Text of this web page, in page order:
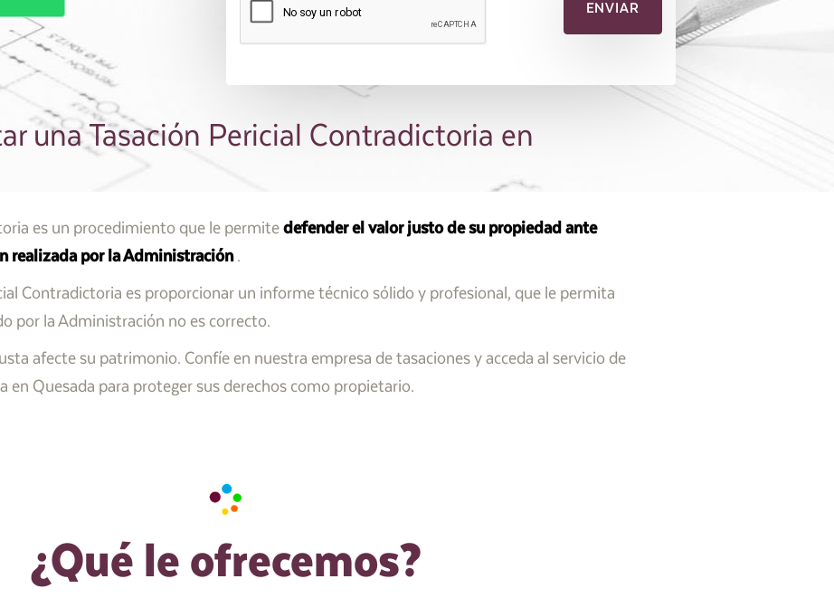
una Tasación Pericial Contradictoria en
es un procedimiento que le permitedefender el valor justo de su propiedad ante
realizada por la Administración.
Contradictoria es proporcionar un informe técnico sólido y profesional, que le permita
por la Administración no es correcto.
afecte su patrimonio. Confíe en nuestra empresa de tasaciones y acceda al servicio de
en Quesada para proteger sus derechos como propietario.
¿Qué le ofrecemos?